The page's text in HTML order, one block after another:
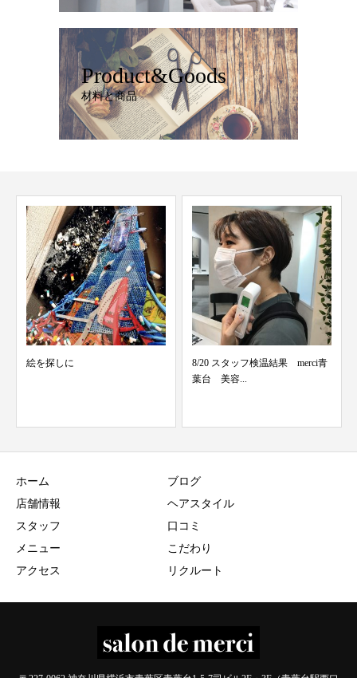
Product&Goods
材料と商品
絵を探しに
8/20 スタッフ検温結果 merci青
葉台 美容...
ホーム
店舗情報
スタッフ
メニュー
アクセス
ブログ
ヘアスタイル
口コミ
こだわり
リクルート